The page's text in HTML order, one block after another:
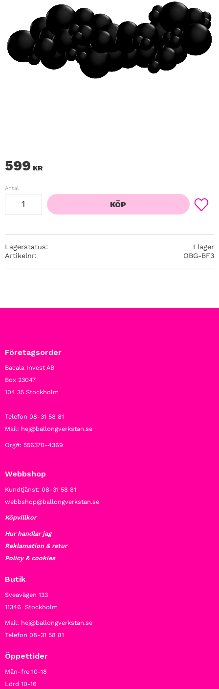
599 KR
Antal
KÖP
Lägg
Lagerstatus
I lager
Artikelnr
OBG-BF3
Företagsorder
Bacala Invest AB
Box 23047
104 35 Stockholm
Telefon 08-31 58 81
Mail: hej@ballongverkstan.se
Org#: 556370-4369
Webbshop
Kundtjänst: 08-31 58 81
webbshop@ballongverkstan.se
Köpvillkor
Hur handlar jag
Reklamation & retur
Policy & cookies
Butik
Sveavägen 133
11346 Stockholm
Mail: hej@ballongverkstan.se
Telefon 08-31 58 81
Öppettider
Mån-fre 10-18
Lörd 10-16